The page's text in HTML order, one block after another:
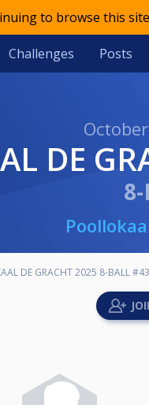
to browse this
Challenges Posts
DE
DE GRACHT 2025 8-BALL #43